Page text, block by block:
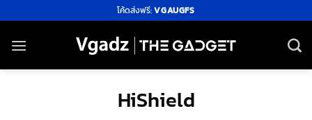
ไป
ยัง
โค้ดส่งฟรี:VGAUGFS
HiShield